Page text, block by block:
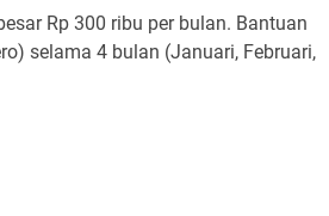
Rp 300 ribu per bulan. Bantuan
selama 4 bulan (Januari, Februari,